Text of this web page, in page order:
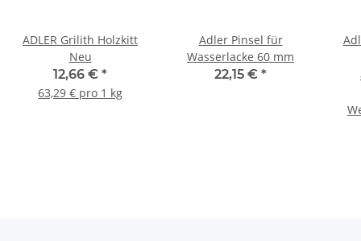
ADLER Grilith Holzkitt
Neu
12,66 € *
63,29 € pro 1 kg
Adler Pinsel für
Wasserlacke 60 mm
22,15 € *